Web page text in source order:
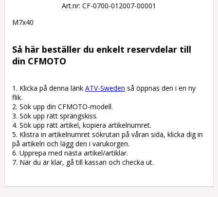
Art.nr: CF-0700-012007-00001
M7x40
Så här beställer du enkelt reservdelar till
din CFMOTO
1. Klicka på denna länk ATV-Sweden så öppnas den i en ny
flik.
2. Sök upp din CFMOTO-modell.
3. Sök upp rätt sprängskiss.
4. Sök upp rätt artikel, kopiera artikelnumret.
5. Klistra in artikelnumret sökrutan på våran sida, klicka dig in
på artikeln och lägg den i varukorgen.
6. Upprepa med nästa artikel/artiklar.
7. När du är klar, gå till kassan och checka ut.